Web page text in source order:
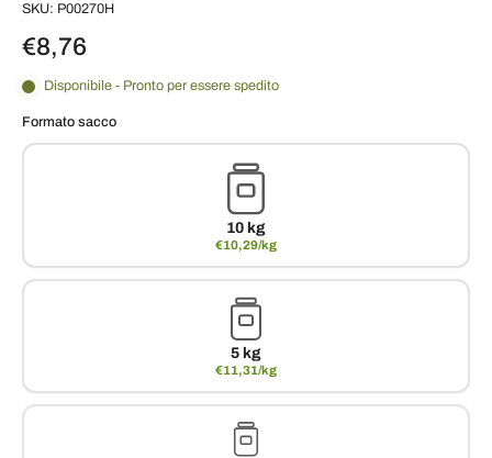
SKU: P00270H
€8,76
Disponibile - Pronto per essere spedito
Formato sacco
10 kg
€10,29/kg
5 kg
€11,31/kg